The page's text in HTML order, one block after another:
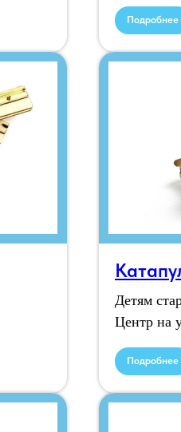
Подробнее
Детям
Центр на
Подробнее